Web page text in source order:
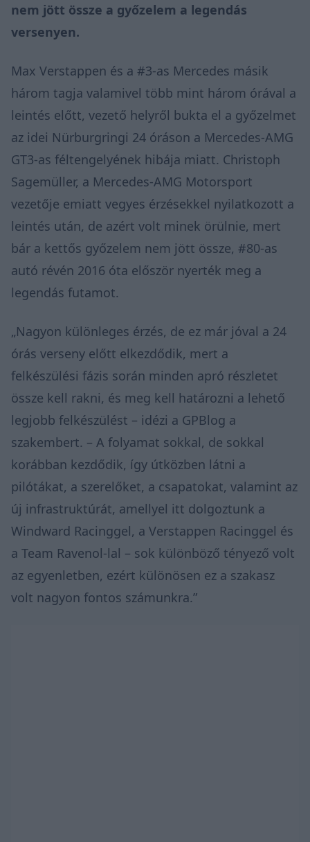
nem jött össze a győzelem a legendás
versenyen.
Max Verstappen és a #3-as Mercedes másik
három tagja valamivel több mint három órával a
leintés előtt, vezető helyről bukta el a győzelmet
az idei Nürburgringi 24 óráson a Mercedes-AMG
GT3-as féltengelyének hibája miatt. Christoph
Sagemüller, a Mercedes-AMG Motorsport
vezetője emiatt vegyes érzésekkel nyilatkozott a
leintés után, de azért volt minek örülnie, mert
bár a kettős győzelem nem jött össze, #80-as
autó révén 2016 óta először nyerték meg a
legendás futamot.
„Nagyon különleges érzés, de ez már jóval a 24
órás verseny előtt elkezdődik, mert a
felkészülési fázis során minden apró részletet
össze kell rakni, és meg kell határozni a lehető
legjobb felkészülést – idézi a GPBlog a
szakembert. – A folyamat sokkal, de sokkal
korábban kezdődik, így útközben látni a
pilótákat, a szerelőket, a csapatokat, valamint az
új infrastruktúrát, amellyel itt dolgoztunk a
Windward Racinggel, a Verstappen Racinggel és
a Team Ravenol-lal – sok különböző tényező volt
az egyenletben, ezért különösen ez a szakasz
volt nagyon fontos számunkra.”